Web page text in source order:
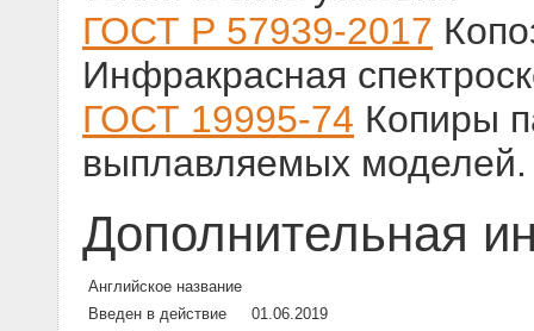
ГОСТ Р 57939-2017
Инфракрасная
ГОСТ 19995-74 Копиры
выплавляемых
Дополнительная
Английское название
Введен в действие
01.06.2019